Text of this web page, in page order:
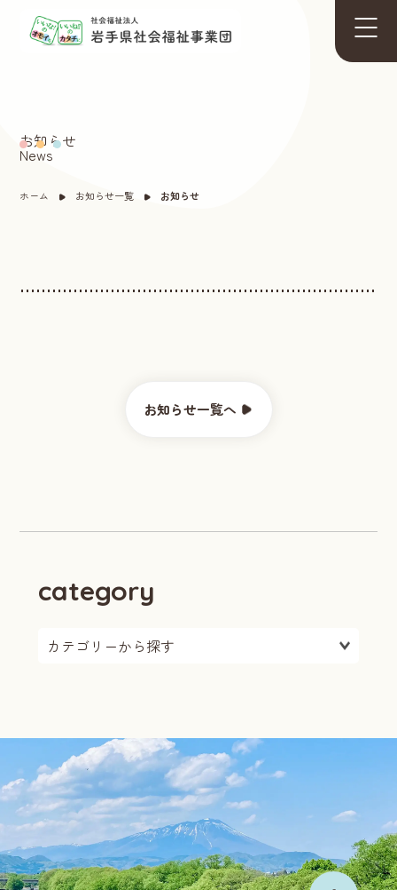
お知らせ
News
ホーム お知らせ一覧 お知らせ
お知らせ一覧へ
category